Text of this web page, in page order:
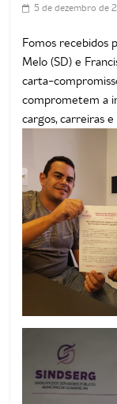
5 de dezembro de
Fomos recebidos
Melo (SD) e
carta-
comprometem a
cargos, carreiras